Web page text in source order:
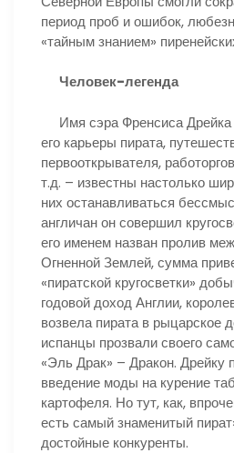
период проб и ошибок,
«тайным знанием»
Человек-легенда
Имя сэра Френсиса Дрейка
его карьеры пирата,
первооткрывателя,
т.д. – известны настолько
них останавливаться
англичан он совершил
его именем назван пролив
Огненной Землей, сумма
«пиратской кругосветки»
годовой доход Англии,
возвела пирата в рыцарское
испанцы прозвали своего
«Эль Драк» – Дракон. Дрейку
введение моды на курение
картофеля. Но тут, как,
есть самый знаменитый
достойные конкуренты.